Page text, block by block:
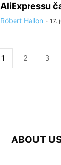
AliExpressu
Róbert Hallon - 17.
1 2 3
ABOUT